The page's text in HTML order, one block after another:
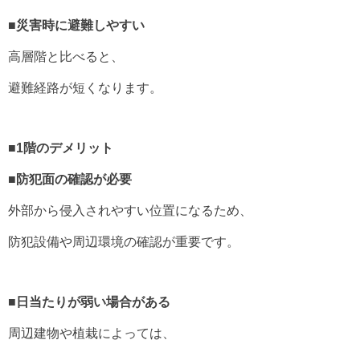
■災害時に避難しやすい
高層階と比べると、
避難経路が短くなります。
■1階のデメリット
■防犯面の確認が必要
外部から侵入されやすい位置になるため、
防犯設備や周辺環境の確認が重要です。
■日当たりが弱い場合がある
周辺建物や植栽によっては、